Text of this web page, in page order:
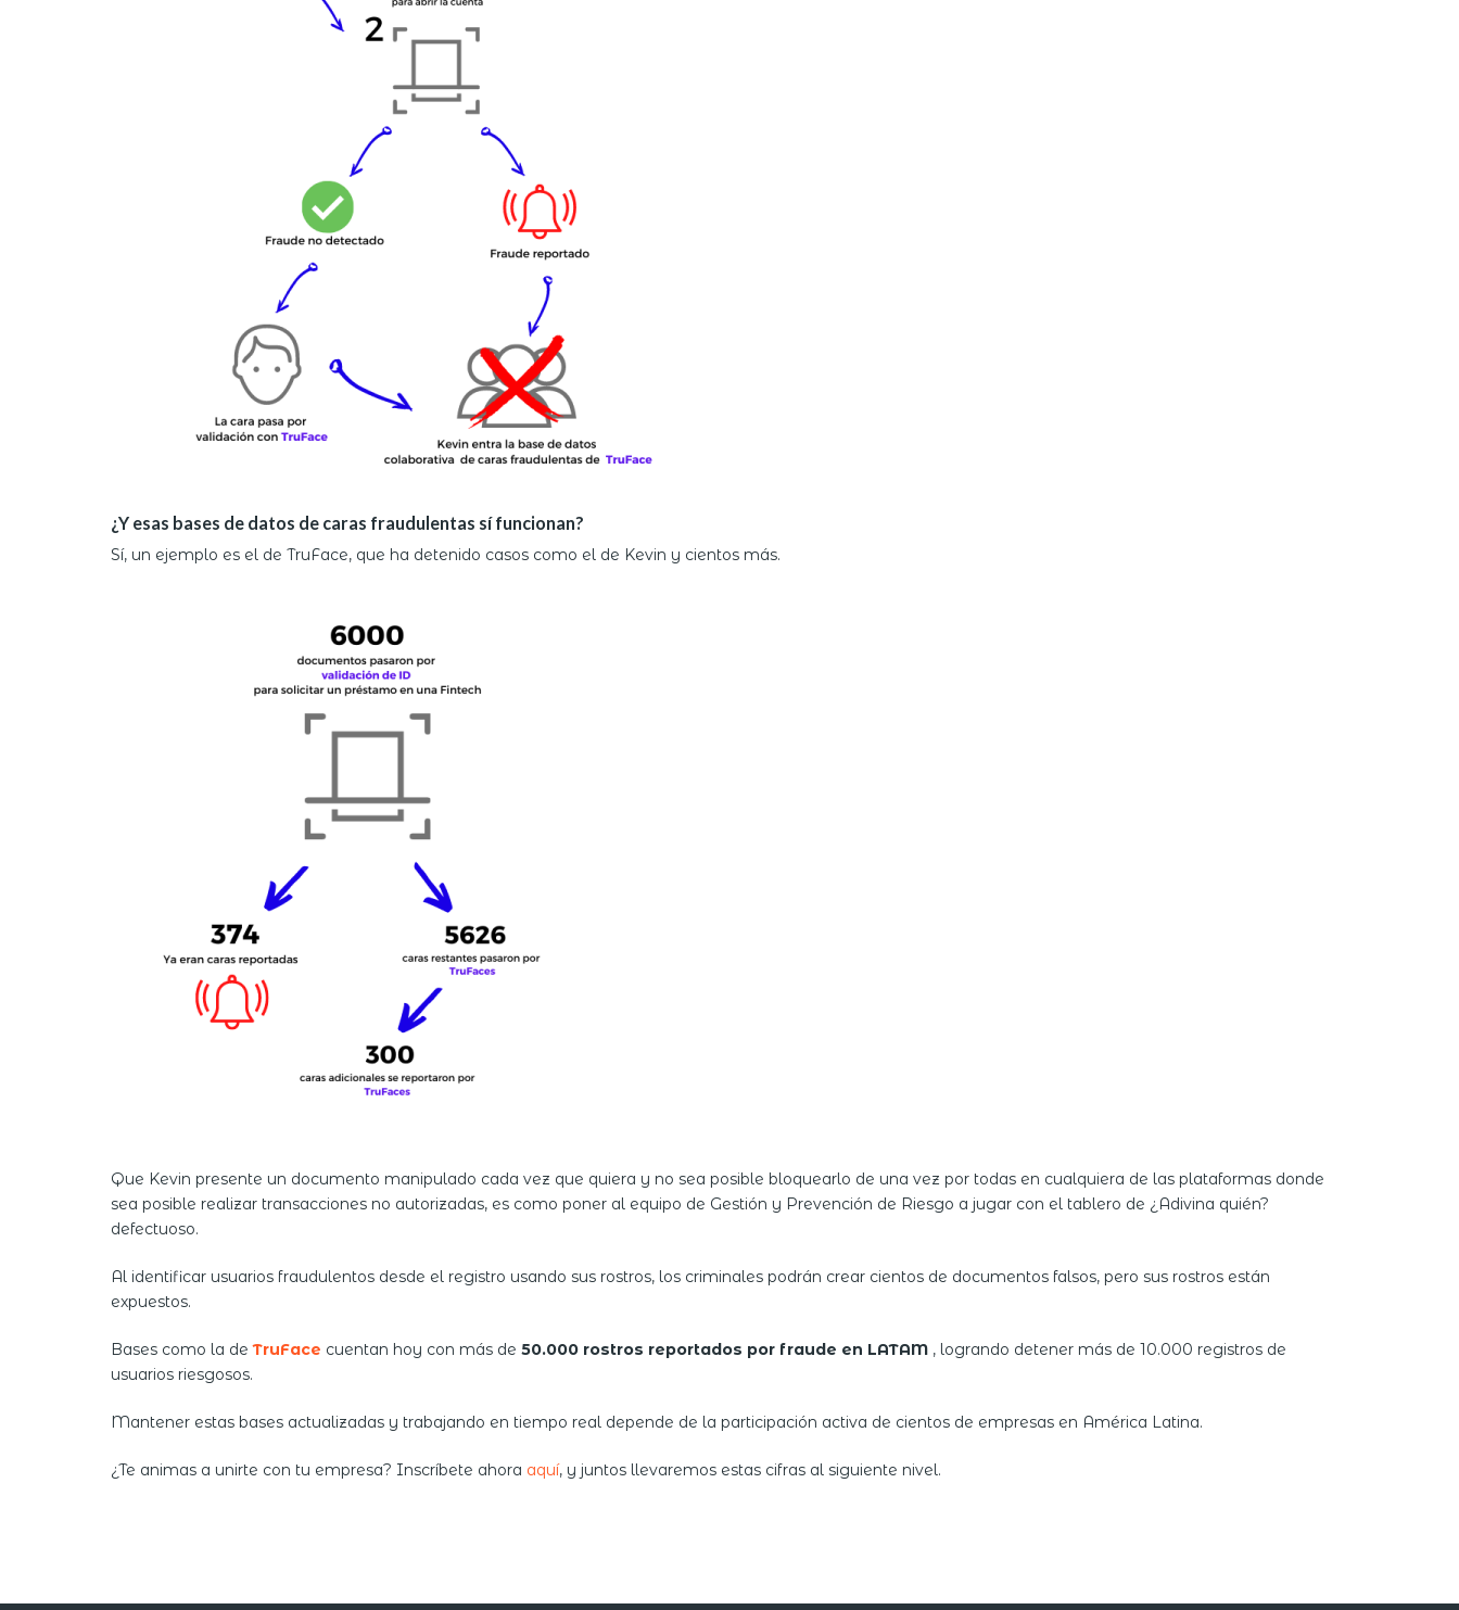
¿Y esas bases de datos de caras fraudulentas sí funcionan?
Sí, un ejemplo es el de TruFace, que ha detenido casos como el de Kevin y cientos más.
Que Kevin presente un documento manipulado cada vez que quiera y no sea posible bloquearlo de una vez por todas en cualquiera de las plataformas donde
sea posible realizar transacciones no autorizadas, es como poner al equipo de Gestión y Prevención de Riesgo a jugar con el tablero de ¿Adivina quién?
defectuoso.
Al identificar usuarios fraudulentos desde el registro usando sus rostros, los criminales podrán crear cientos de documentos falsos, pero sus rostros están
expuestos.
Bases como la deTruFace cuentan hoy con más de 50.000 rostros reportados por fraude en LATAM , logrando detener más de 10.000 registros de
usuarios riesgosos.
Mantener estas bases actualizadas y trabajando en tiempo real depende de la participación activa de cientos de empresas en América Latina.
¿Te animas a unirte con tu empresa? Inscríbete ahora aquí, y juntos llevaremos estas cifras al siguiente nivel.